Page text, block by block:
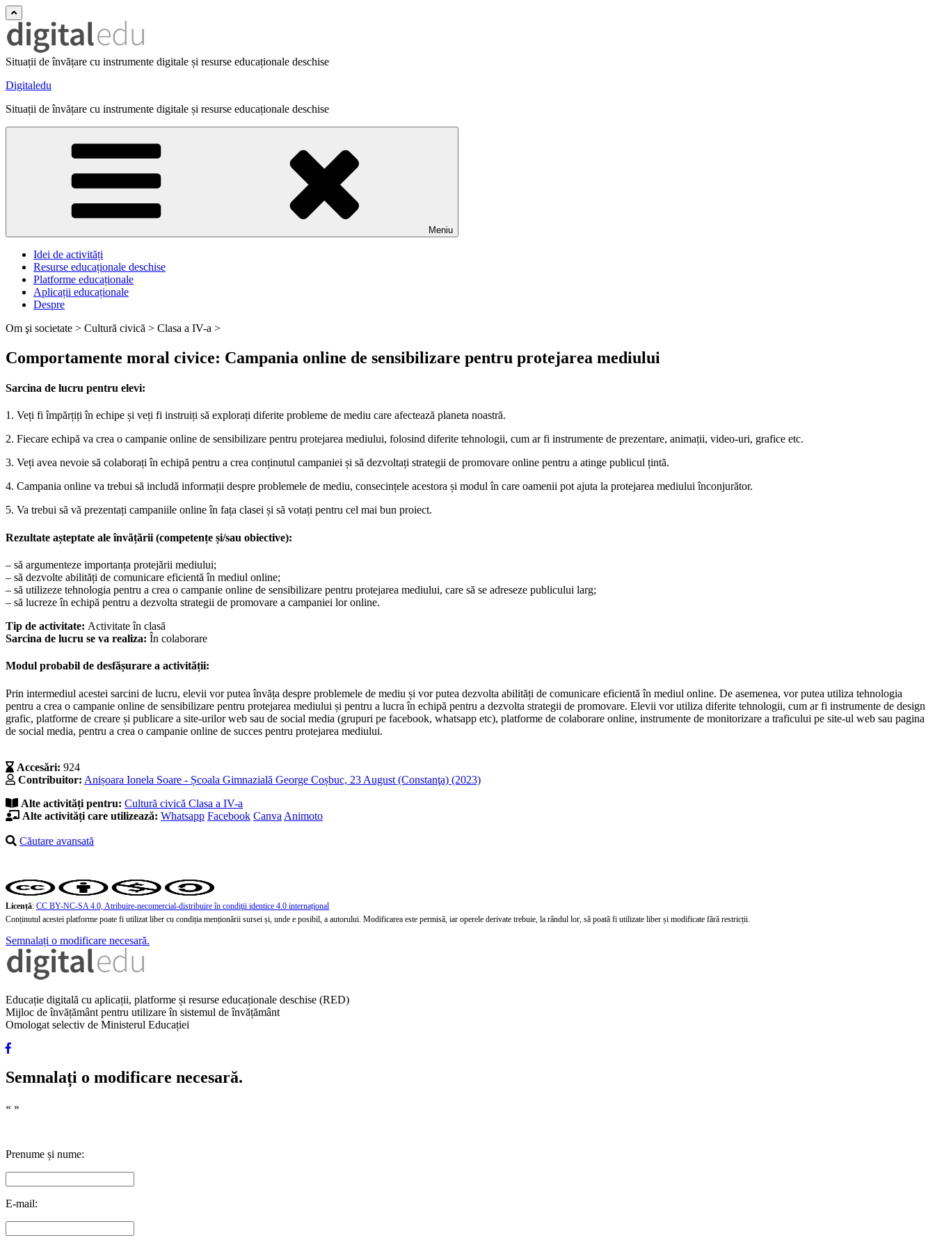
Situații de învățare cu instrumente digitale și resurse educaționale deschise
Digitaledu
Situații de învățare cu instrumente digitale și resurse educaționale deschise
Meniu
Idei de activități
Resurse educaționale deschise
Platforme educaționale
Aplicații educaționale
Despre
Om şi societate > Cultură civică > Clasa a IV-a >
Comportamente moral civice: Campania online de sensibilizare pentru protejarea mediului
Sarcina de lucru pentru elevi:
1. Veți fi împărțiți în echipe și veți fi instruiți să explorați diferite probleme de mediu care afectează planeta noastră.
2. Fiecare echipă va crea o campanie online de sensibilizare pentru protejarea mediului, folosind diferite tehnologii, cum ar fi instrumente de prezentare, animații, video-uri, grafice etc.
3. Veți avea nevoie să colaborați în echipă pentru a crea conținutul campaniei și să dezvoltați strategii de promovare online pentru a atinge publicul țintă.
4. Campania online va trebui să includă informații despre problemele de mediu, consecințele acestora și modul în care oamenii pot ajuta la protejarea mediului înconjurător.
5. Va trebui să vă prezentați campaniile online în fața clasei și să votați pentru cel mai bun proiect.
Rezultate așteptate ale învățării (competențe și/sau obiective):
– să argumenteze importanța protejării mediului;
– să dezvolte abilități de comunicare eficientă în mediul online;
– să utilizeze tehnologia pentru a crea o campanie online de sensibilizare pentru protejarea mediului, care să se adreseze publicului larg;
– să lucreze în echipă pentru a dezvolta strategii de promovare a campaniei lor online.
Tip de activitate: Activitate în clasă
Sarcina de lucru se va realiza: În colaborare
Modul probabil de desfășurare a activității:
Prin intermediul acestei sarcini de lucru, elevii vor putea învăța despre problemele de mediu și vor putea dezvolta abilități de comunicare eficientă în mediul online. De asemenea, vor putea utiliza tehnologia
pentru a crea o campanie online de sensibilizare pentru protejarea mediului și pentru a lucra în echipă pentru a dezvolta strategii de promovare. Elevii vor utiliza diferite tehnologii, cum ar fi instrumente de design
grafic, platforme de creare și publicare a site-urilor web sau de social media (grupuri pe facebook, whatsapp etc), platforme de colaborare online, instrumente de monitorizare a traficului pe site-ul web sau pagina
de social media, pentru a crea o campanie online de succes pentru protejarea mediului.
Accesări: 924
Contribuitor: Anișoara Ionela Soare - Școala Gimnazială George Coșbuc, 23 August (Constanţa) (2023)
Alte activități pentru: Cultură civică Clasa a IV-a
Alte activități care utilizează: Whatsapp Facebook Canva Animoto
Căutare avansată
Licență: CC BY-NC-SA 4.0, Atribuire-necomercial-distribuire în condiţii identice 4.0 internațional
Conținutul acestei platforme poate fi utilizat liber cu condiția menționării sursei și, unde e posibil, a autorului. Modificarea este permisă, iar operele derivate trebuie, la rândul lor, să poată fi utilizate liber și modificate fără restricții.
Semnalați o modificare necesară.
Educație digitală cu aplicații, platforme și resurse educaționale deschise (RED)
Mijloc de învățământ pentru utilizare în sistemul de învățământ
Omologat selectiv de Ministerul Educației
Semnalați o modificare necesară.
« »
Prenume și nume:
E-mail: